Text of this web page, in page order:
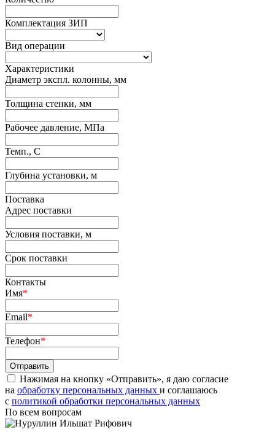
Комплектация ЗИП
Вид операции
Характеристики
Диаметр экспл. колонны, мм
Толщина стенки, мм
Рабочее давление, МПа
Темп., С
Глубина установки, м
Поставка
Адрес поставки
Условия поставки, м
Срок поставки
Контакты
Имя*
Email*
Телефон*
Нажимая на кнопку «Отправить», я даю согласие
на обработку персональных данных и соглашаюсь
c политикой обработки персональных данных
По всем вопросам